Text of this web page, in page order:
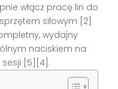
włącz pracę lin do
siłowym [2]
wydajny
naciskiem na
sesji [5][4].